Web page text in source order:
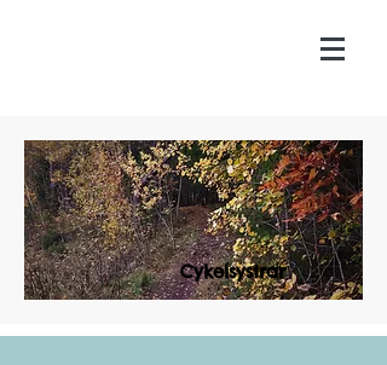
Cykelsystrar